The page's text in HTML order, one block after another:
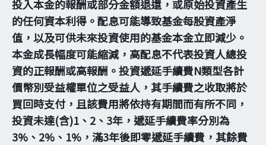
投入本金的報酬或部分金額退還，或原始投資產生
的任何資本利得。配息可能導致基金每股資產淨
值，以及可供未來投資使用的基金本金立即減少。
本金成長幅度可能縮減，高配息不代表投資人總投
資的正報酬或高報酬。投資遞延手續費N類型各計
價幣別受益權單位之受益人，其手續費之收取將於
買回時支付，且該費用將依持有期間而有所不同，
投資未達(含)1、2、3年，遞延手續費率分別為
3%、2%、1%，滿3年後即零遞延手續費，其餘費